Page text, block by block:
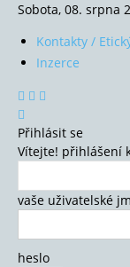
Sobota, 08. srpna
Kontakty /
Inzerce
Přihlásit se
Vítejte! přihlášení
vaše uživatelské
heslo